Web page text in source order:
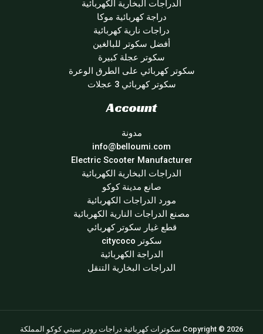
الدراجات البخارية الكهربائية
دراجة كهربائية موكا
دراجات نارية كهربائية
أفضل سكوتر للبالغين
سكوتر عجلة كبيرة
سكوتر كهربائي على الطرق الوعرة
سكوتر كهربائي 3 عجلات
Account
مدونة
info@belloumi.com
Electric Scooter Manufacturer
الدراجات البخارية الكهربائية
صانع مدينة كوكو
مورد الدراجات الكهربائية
مصنع الدراجات النارية الكهربائية
قطع غيار سكوتر كهربائي
سكوتر citycoco
الدراجة الكهربائية
الدراجات البخارية التنقل
Copyright © 2026 سكوترات كهربائية دراجات رودر سيتي كوكو المملكة